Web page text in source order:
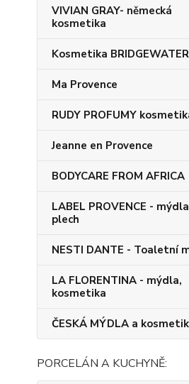
VIVIAN GRAY- německá
kosmetika
Kosmetika BRIDGEWATER
Ma Provence
RUDY PROFUMY
Jeanne en Provence
BODYCARE FROM AFRICA
LABEL PROVENCE - mýdla
plech
NESTI DANTE - Toaletní
LA FLORENTINA - mýdla,
kosmetika
ČESKÁ MÝDLA a
PORCELÁN A KUCHYNĚ: